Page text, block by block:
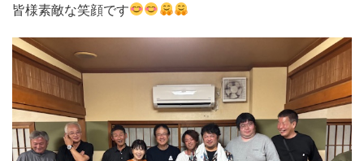
皆様素敵な笑顔です